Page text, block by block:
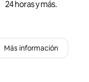
24 horas y más.
Más información